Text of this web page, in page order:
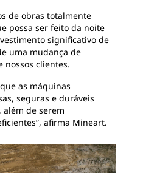
de obras totalmente
possa ser feito da noite
significativo de
uma mudança de
nossos clientes.
as máquinas
seguras e duráveis
além de serem
afirma Mineart.